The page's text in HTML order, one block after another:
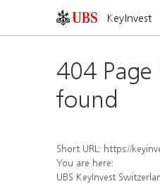
KeyInvest
404
found
Short URL: https://keyinvest-
You are here:
UBS KeyInvest